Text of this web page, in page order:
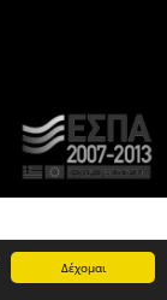
Δέχομαι